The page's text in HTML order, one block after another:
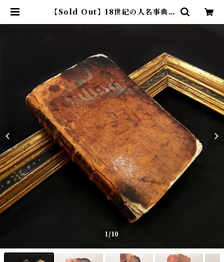
【Sold Out】18世紀の人名事典 |
1/10